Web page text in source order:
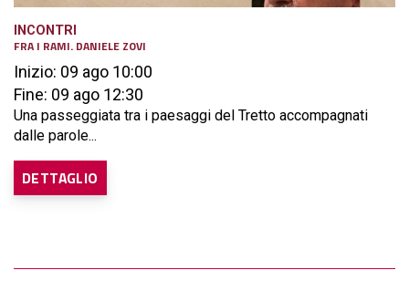
INCONTRI
FRA I RAMI. DANIELE ZOVI
Inizio: 09 ago 10:00
Fine: 09 ago 12:30
Una passeggiata tra i paesaggi del Tretto accompagnati
dalle parole...
DETTAGLIO